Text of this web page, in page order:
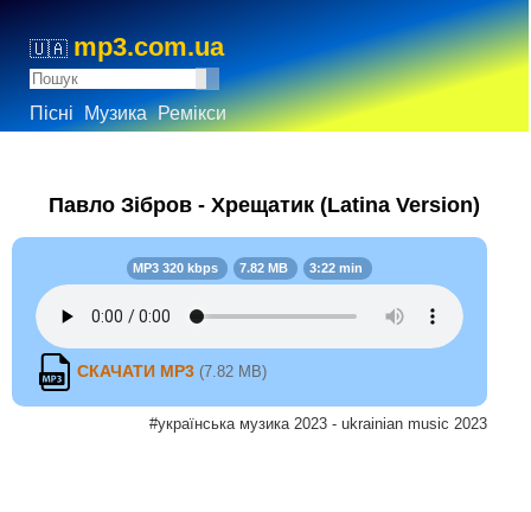
🇺🇦 mp3.com.ua
Пісні Музика Ремікси
Павло Зібров - Хрещатик (Latina Version)
MP3 320 kbps 7.82 MB 3:22 min
СКАЧАТИ MP3 (7.82 MB)
#українська музика 2023 - ukrainian music 2023